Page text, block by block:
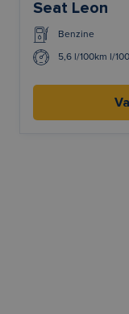
Seat Leon
Benzine
5,6 l/100km l/